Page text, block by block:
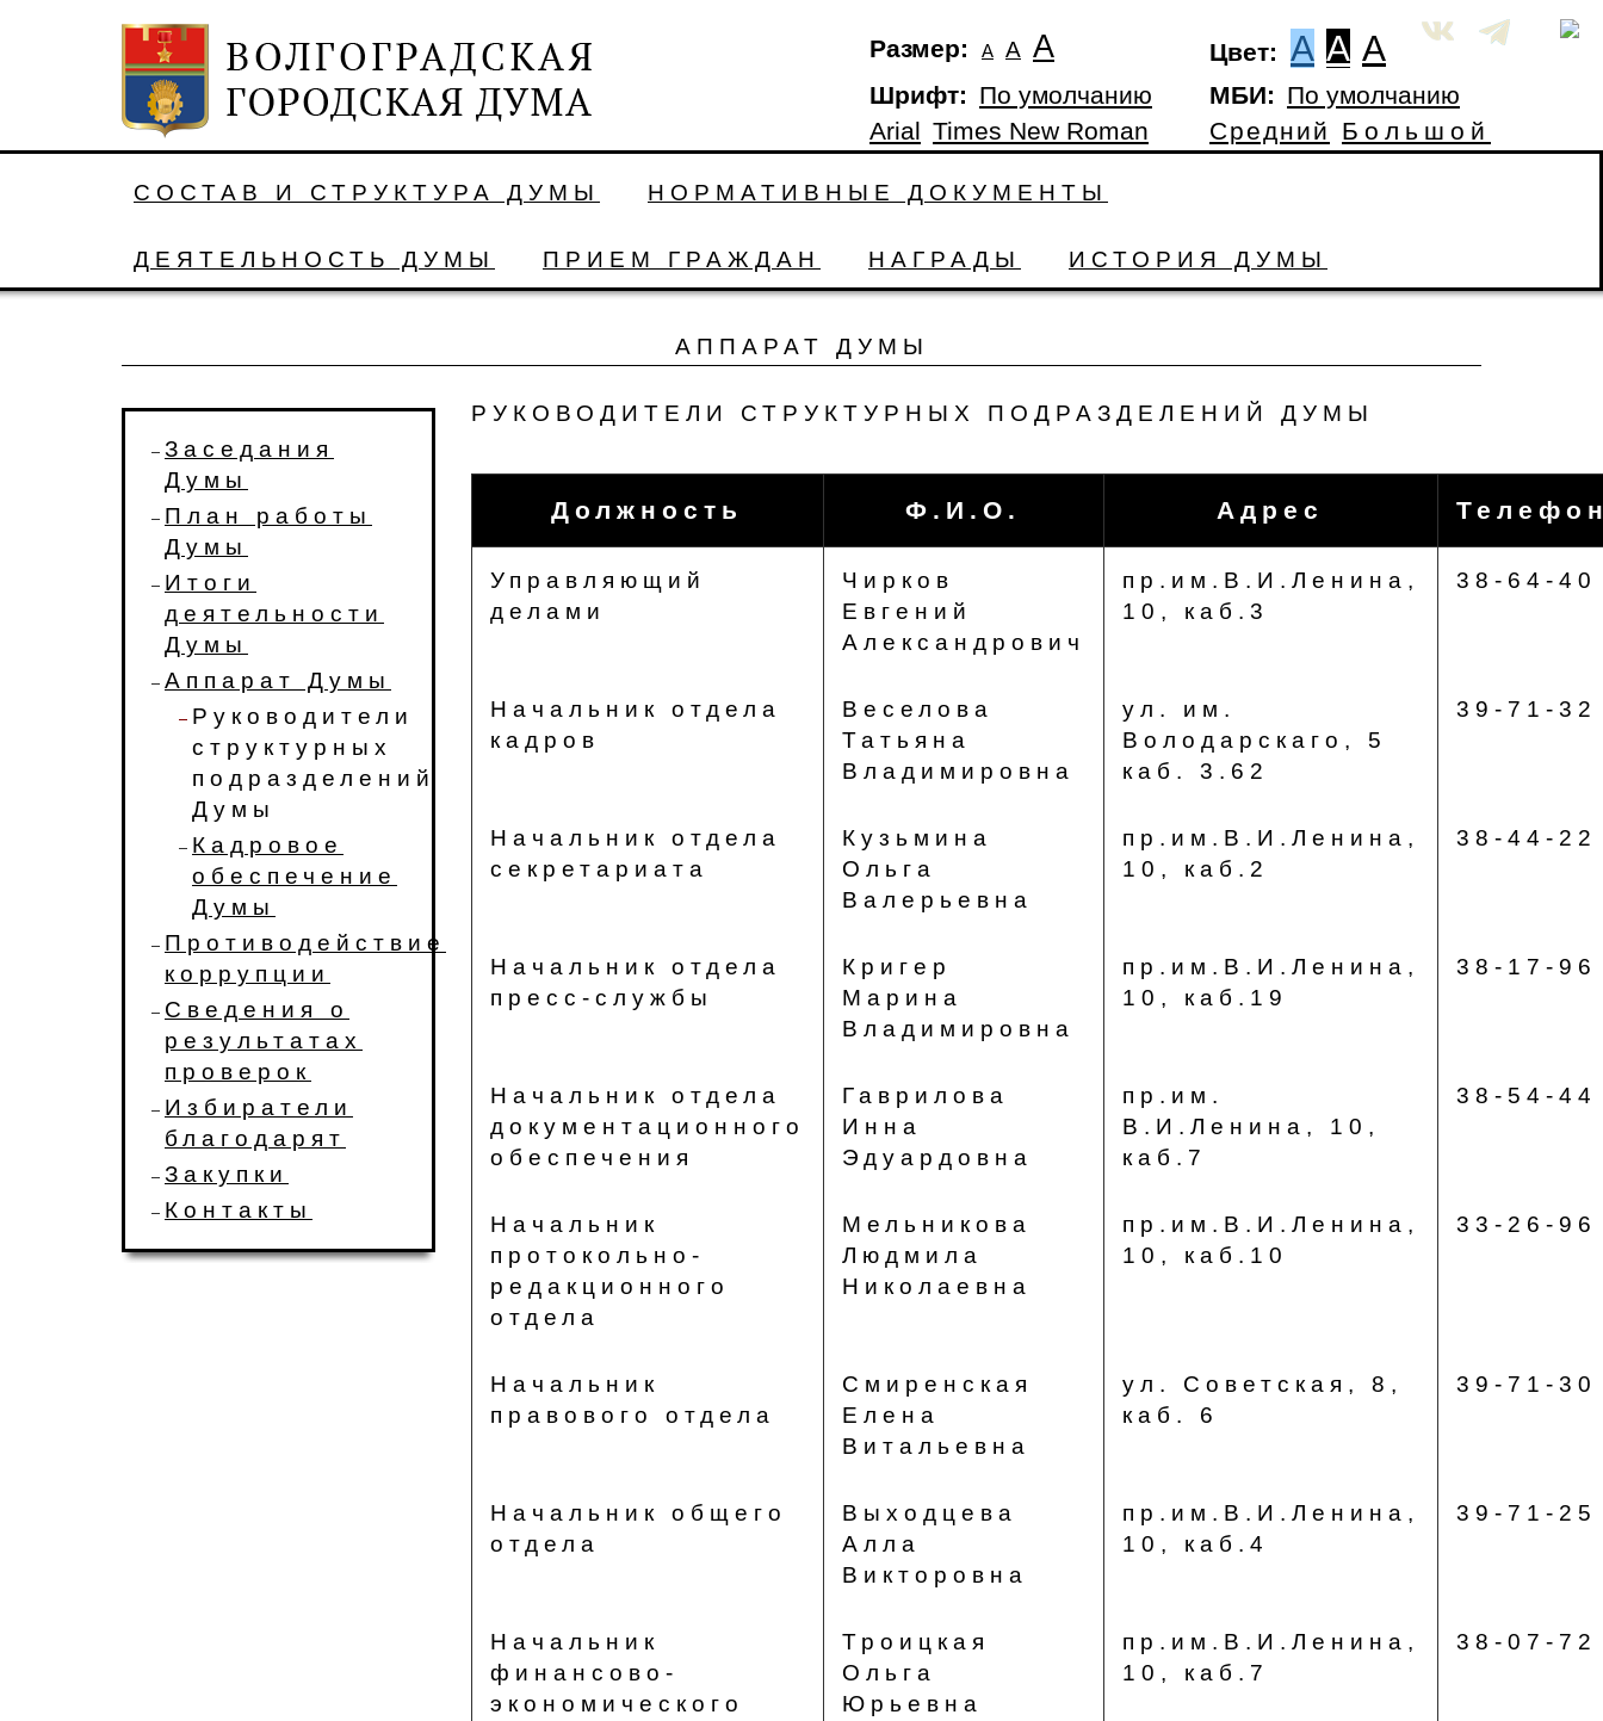
Размер: А А А Цвет: A A A
Шрифт: По умолчанию
Arial Times New Roman
МБИ: По умолчанию
Средний Большой
СОСТАВ И СТРУКТУРА ДУМЫ НОРМАТИВНЫЕ ДОКУМЕНТЫ
ДЕЯТЕЛЬНОСТЬ ДУМЫ ПРИЕМ ГРАЖДАН НАГРАДЫ ИСТОРИЯ ДУМЫ
АППАРАТ ДУМЫ
Заседания
Думы
План работы
Думы
Итоги
деятельности
Думы
Аппарат Думы
Руководители
структурных
подразделений
Думы
Кадровое
обеспечение
Думы
Противодействие
коррупции
Сведения о
результатах
проверок
Избиратели
благодарят
Закупки
Контакты
РУКОВОДИТЕЛИ СТРУКТУРНЫХ ПОДРАЗДЕЛЕНИЙ ДУМЫ
Должность Ф.И.О. Адрес
Управляющий
делами
Чирков
Евгений
Александрович
пр.им.В.И.Ленина,
10, каб.3
38-64-40
Начальник отдела
кадров
Веселова
Татьяна
Владимировна
ул. им.
Володарскаго, 5
каб. 3.62
39-71-32
Начальник отдела
секретариата
Кузьмина
Ольга
Валерьевна
пр.им.В.И.Ленина,
10, каб.2
38-44-22
Начальник отдела
пресс-службы
Кригер
Марина
Владимировна
пр.им.В.И.Ленина,
10, каб.19
38-17-96
Начальник отдела
документационного
обеспечения
Гаврилова
Инна
Эдуардовна
пр.им.
В.И.Ленина, 10,
каб.7
38-54-44
Начальник
протокольно-
редакционного
отдела
Мельникова
Людмила
Николаевна
пр.им.В.И.Ленина,
10, каб.10
33-26-96
Начальник
правового отдела
Смиренская
Елена
Витальевна
ул. Советская, 8,
каб. 6
39-71-30
Начальник общего
отдела
Выходцева
Алла
Викторовна
пр.им.В.И.Ленина,
10, каб.4
39-71-25
Начальник
финансово-
экономического
Троицкая
Ольга
Юрьевна
пр.им.В.И.Ленина,
10, каб.7
38-07-72